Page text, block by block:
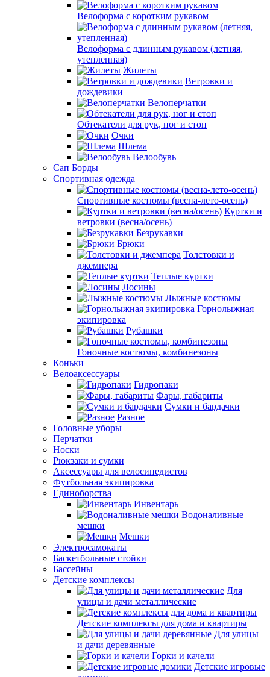
Велоформа с коротким рукавом
Велоформа с длинным рукавом (летняя,
утепленная)
Жилеты
Ветровки и
дождевики
Велоперчатки
Обтекатели для рук, ног и стоп
Очки
Шлема
Велообувь
Сап Борды
Спортивная одежда
Спортивные костюмы (весна-лето-осень)
Куртки и
ветровки (весна/осень)
Безрукавки
Брюки
Толстовки и
джемпера
Теплые куртки
Лосины
Лыжные костюмы
Горнолыжная
экипировка
Рубашки
Гоночные костюмы, комбинезоны
Коньки
Велоаксессуары
Гидропаки
Фары, габариты
Сумки и бардачки
Разное
Головные уборы
Перчатки
Носки
Рюкзаки и сумки
Аксессуары для велосипедистов
Футбольная экипировка
Единоборства
Инвентарь
Водоналивные
мешки
Мешки
Электросамокаты
Баскетбольные стойки
Бассейны
Детские комплексы
Для
улицы и дачи металлические
Детские комплексы для дома и квартиры
Для улицы
и дачи деревянные
Горки и качели
Детские игровые